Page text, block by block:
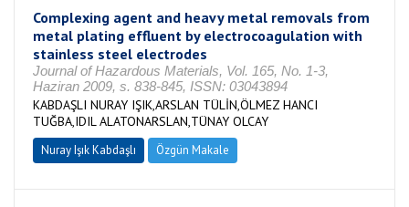
Complexing agent and heavy metal removals from
metal plating effluent by electrocoagulation with
stainless steel electrodes
Journal of Hazardous Materials, Vol. 165, No. 1-3,
Haziran 2009, s. 838-845, ISSN: 03043894
KABDAŞLI NURAY IŞIK,ARSLAN TÜLİN,ÖLMEZ HANCI
TUĞBA,IDIL ALATONARSLAN,TÜNAY OLCAY
Nuray Işık Kabdaşlı Özgün Makale